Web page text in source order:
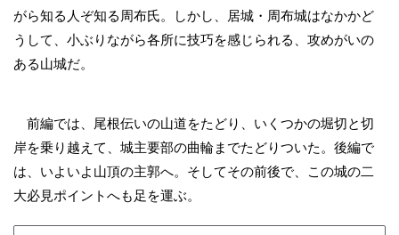
がら知る人ぞ知る周布氏。しかし、居城・周布城はなかかど
うして、小ぶりながら各所に技巧を感じられる、攻めがいの
ある山城だ。
前編では、尾根伝いの山道をたどり、いくつかの堀切と切
岸を乗り越えて、城主要部の曲輪までたどりついた。後編で
は、いよいよ山頂の主郭へ。そしてその前後で、この城の二
大必見ポイントへも足を運ぶ。